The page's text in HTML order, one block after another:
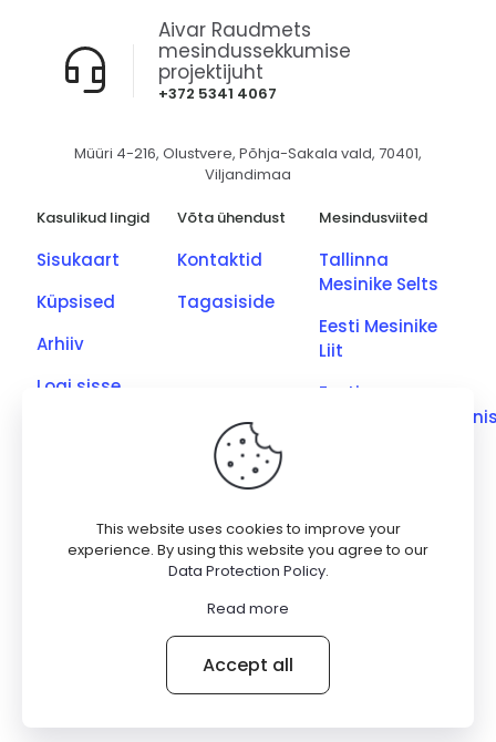
+372 5341 4067
Aivar Raudmets
mesindussekkumise
projektijuht
Müüri 4-216, Olustvere, Põhja-Sakala vald, 70401,
Viljandimaa
Kasulikud lingid
Sisukaart
Küpsised
Arhiiv
Logi sisse
Võta ühendust
Kontaktid
Tagasiside
Mesindusviited
Tallinna
Mesinike Selts
Eesti Mesinike
Liit
Eesti
Saaremaa
Meetootjate
Ühing
Powered byWordPress
This website uses cookies to improve your
experience. By using this website you agree to our
Data Protection Policy.
Read more
Accept all